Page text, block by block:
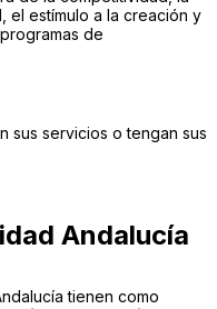
el estímulo a la creación y
de
sus servicios o tengan sus
Andalucía
tienen como